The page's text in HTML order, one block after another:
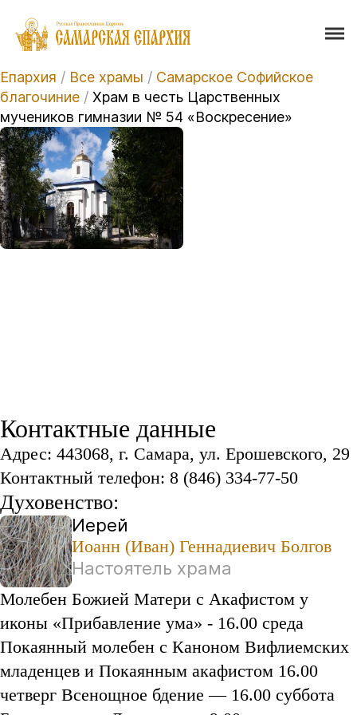
Епархия / Все храмы / Самарское Софийское
благочиние / Храм в честь Царственных
мучеников гимназии № 54 «Воскресение»
Контактные данные
Адрес: 443068, г. Самара, ул. Ерошевского, 29
Контактный телефон: 8 (846) 334-77-50
Духовенство:
Иерей
Иоанн (Иван) Геннадиевич Болгов
Настоятель храма
Молебен Божией Матери с Акафистом у
иконы «Прибавление ума» - 16.00 среда
Покаянный молебен с Каноном Вифлиемских
младенцев и Покаянным акафистом 16.00
четверг Всенощное бдение — 16.00 суббота